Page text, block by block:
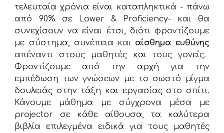
τελευταία χρόνια είναι καταπληκτικά - πάνω
από 90% σε Lower & Proficiency- και θα
συνεχίσουν να είναι έτσι, διότι φροντίζουμε
με σύστημα, συνέπεια και αίσθημα ευθύνης
απέναντι στους μαθητές και τους γονείς.
Φροντίζουμε από την αρχή για την
εμπέδωση των γνώσεων με το σωστό μίγμα
δουλειάς στην τάξη και εργασίας στο σπίτι.
Κάνουμε μάθημα με σύγχρονα μέσα με
projector σε κάθε αίθουσα, τα καλύτερα
βιβλία επιλεγμένα ειδικά για τους μαθητές